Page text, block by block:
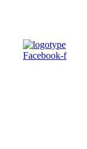
Facebook-f